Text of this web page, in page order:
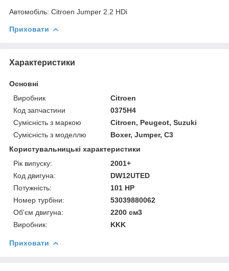
Автомобіль: Citroen Jumper 2.2 HDi
Приховати
Характеристики
Основні
Виробник
Citroen
Код запчастини
0375H4
Сумісність з маркою
Citroen, Peugeot, Suzuki
Сумісність з моделлю
Boxer, Jumper, C3
Користувальницькі характеристики
Рік випуску:
2001+
Код двигуна:
DW12UTED
Потужність:
101 HP
Номер турбіни:
53039880062
Об'єм двигуна:
2200 см3
Виробник:
KKK
Приховати